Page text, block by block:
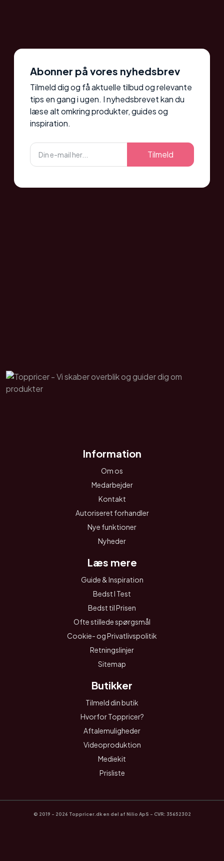
Abonner på vores nyhedsbrev
Tilmeld dig og få aktuelle tilbud og relevante
tips en gang i ugen. I nyhedsbrevet kan du
læse alt omkring produkter, guides og
inspiration.
Tilmeld
Information
Om os
Medarbejder
Kontakt
Autoriseret forhandler
Nye funktioner
Nyheder
Læs mere
Guide & Inspiration
Bedst I Test
Bedst til Prisen
Ofte stillede spørgsmål
Cookie- og Privatlivspolitik
Retningslinjer
Sitemap
Butikker
Tilmeld din butik
Hvorfor Toppricer?
Aftalemuligheder
Videoproduktion
Mediekit
Prisliste
© 2019 - 2026 Toppricer.dk en del af Nilio ApS - CVR: 35652302